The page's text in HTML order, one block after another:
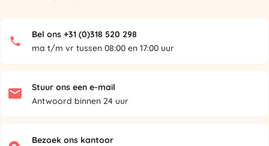
Bel ons +31 (0)318 520 298
ma t/m vr tussen 08:00 en 17:00 uur
Stuur ons een e-mail
Antwoord binnen 24 uur
Bezoek ons kantoor